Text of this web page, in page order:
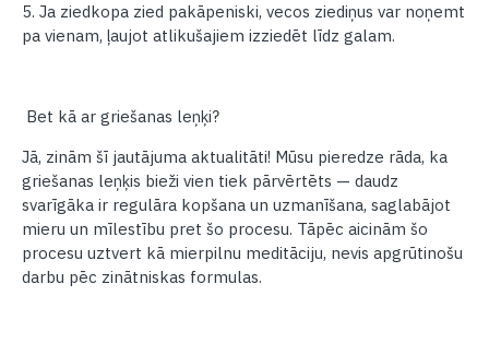
5. Ja ziedkopa zied pakāpeniski, vecos ziediņus var noņemt
pa vienam, ļaujot atlikušajiem izziedēt līdz galam.
Bet kā ar griešanas leņķi?
Jā, zinām šī jautājuma aktualitāti! Mūsu pieredze rāda, ka
griešanas leņķis bieži vien tiek pārvērtēts — daudz
svarīgāka ir regulāra kopšana un uzmanīšana, saglabājot
mieru un mīlestību pret šo procesu. Tāpēc aicinām šo
procesu uztvert kā mierpilnu meditāciju, nevis apgrūtinošu
darbu pēc zinātniskas formulas.